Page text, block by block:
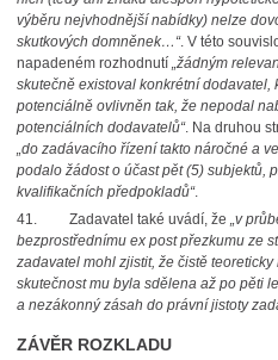
výběru nejvhodnější nabídky) nelze
skutkových domněnek…“. V této
napadeném rozhodnutí „žádným
skutečně existoval konkrétní dodavatel,
potenciálně ovlivněn tak, že nepodal
potenciálních dodavatelů“. Na druhou
„do zadávacího řízení takto náročné a
podalo žádost o účast pět (5) subjektů,
kvalifikačních předpokladů“.
41.
Zadavatel také uvádí, že „v
bezprostřednímu ex post přezkumu ze
zadavatel mohl zjistit, že čistě
skutečnost mu byla sdělena až po pěti
a nezákonný zásah do právní jistoty
ZÁVĚR ROZKLADU